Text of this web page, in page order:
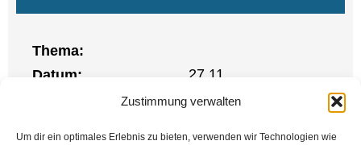
Zustimmung verwalten
Um dir ein optimales Erlebnis zu bieten, verwenden wir Technologien wie
The­ma:
Datum:
27.11.
an der Mar­tin-Bartels-